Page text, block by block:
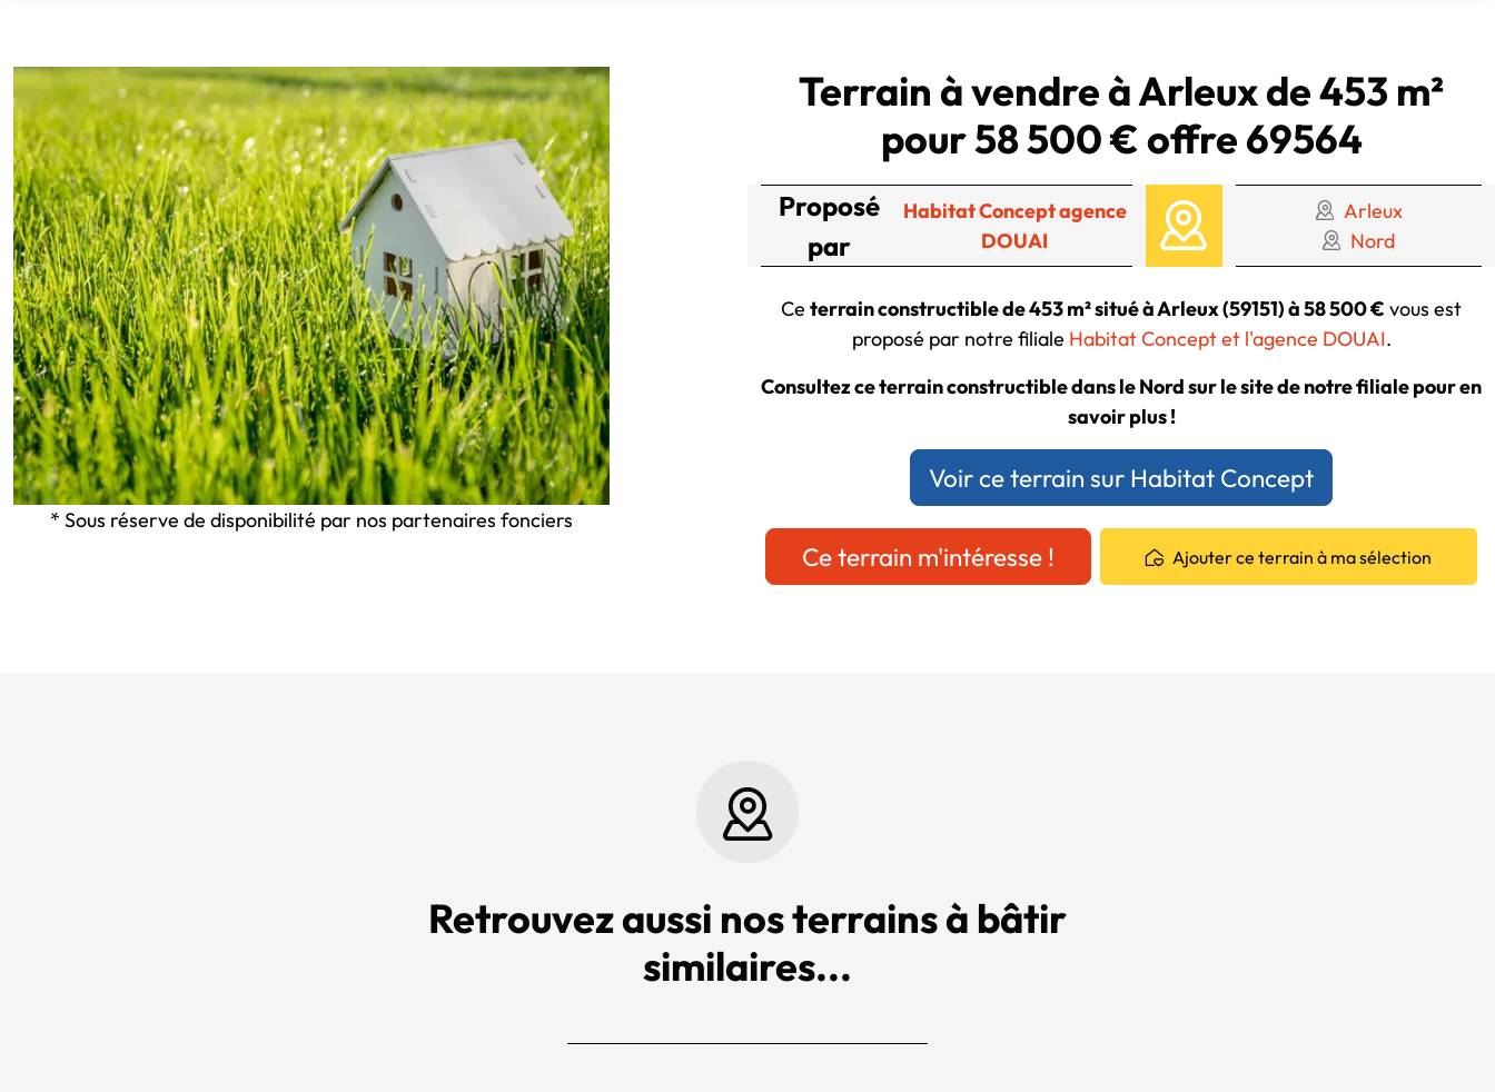
Terrain à vendre à Arleux de 453 m²
pour 58 500 € offre 69564
Proposé
par
Habitat Concept agence
DOUAI
Arleux
Nord
Ce terrain constructible de 453 m² situé à Arleux (59151) à 58 500 € vous est
proposé par notre filiale Habitat Concept et l'agence DOUAI.
Consultez ce terrain constructible dans le Nord sur le site de notre filiale pour en
savoir plus !
Voir ce terrain sur Habitat Concept
Ce terrain m'intéresse ! Ajouter ce terrain à ma sélection
* Sous réserve de disponibilité par nos partenaires fonciers
Retrouvez aussi nos terrains à bâtir
similaires...